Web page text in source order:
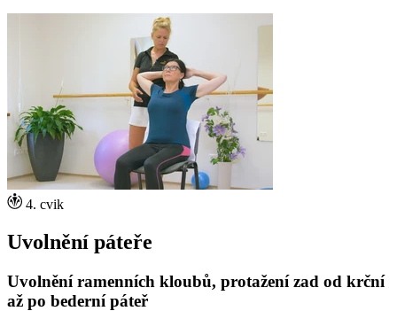
4. cvik
Uvolnění páteře
Uvolnění ramenních kloubů, protažení zad od krční
až po bederní páteř